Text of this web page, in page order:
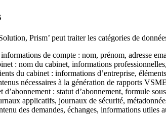
Prism’ peut traiter les catégories de
de compte : nom, prénom, adresse
: nom du cabinet, informations
du cabinet : informations d’entreprise,
nécessaires à la génération de rapports
d’abonnement : statut d’abonnement, formule
applicatifs, journaux de sécurité,
des demandes, échanges, informations utiles